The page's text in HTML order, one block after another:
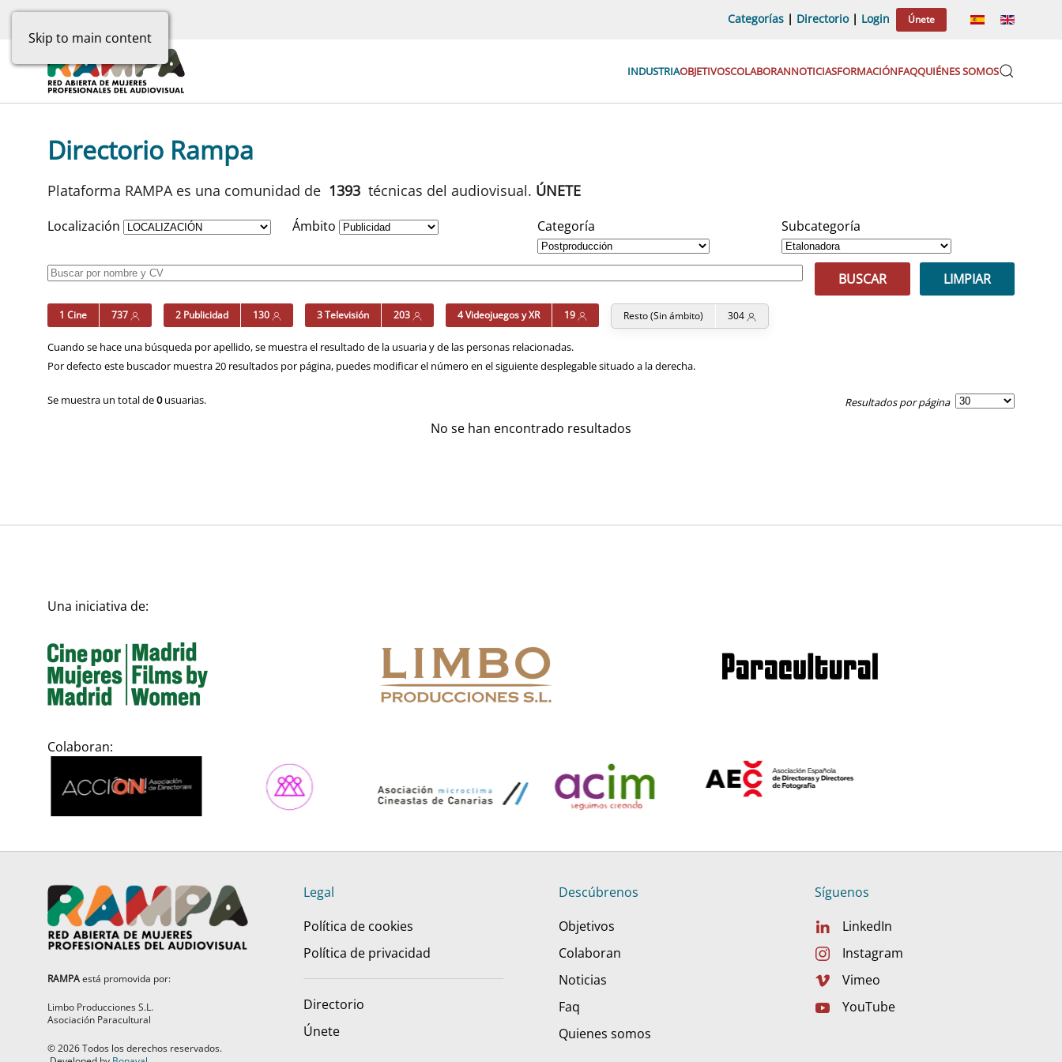
Skip to main content
Categorías | Directorio| Login Únete
INDUSTRIAOBJETIVOSCOLABORANNOTICIASFORMACIÓNFAQQUIÉNES SOMOS
Directorio Rampa
Plataforma RAMPA es una comunidad de 1393 técnicas del audiovisual. ÚNETE
Localización Ámbito Categoría Subcategoría
BUSCAR LIMPIAR
1 Cine 737 2 Publicidad 130 3 Televisión 203 4 Videojuegos y XR 19 Resto (Sin ámbito) 304
Cuando se hace una búsqueda por apellido, se muestra el resultado de la usuaria y de las personas relacionadas.
Por defecto este buscador muestra 20 resultados por página, puedes modificar el número en el siguiente desplegable situado a la derecha.
Se muestra un total de0usuarias. Resultados por página
No se han encontrado resultados
Una iniciativa de:
Colaboran:
Legal
Política de cookies
Política de privacidad
Directorio
Únete
Descúbrenos
Objetivos
Colaboran
Noticias
Faq
Quienes somos
Síguenos
LinkedIn
Instagram
Vimeo
YouTube
RAMPAestá promovida por:
Limbo Producciones S.L.
Asociación Paracultural
©2026Todos los derechos reservados.